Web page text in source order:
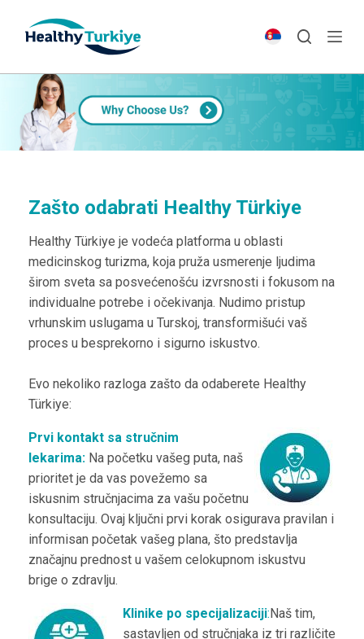
p
o
c
Zašto odabrati Healthy Türkiye
Healthy Türkiye je vodeća platforma u oblasti
medicinskog turizma, koja pruža usmerenje ljudima
širom sveta sa posvećenošću izvrsnosti i fokusom na
individualne potrebe i očekivanja. Nudimo pristup
vrhunskim uslugama u Turskoj, transformišući vaš
proces u besprekorno i sigurno iskustvo.
Evo nekoliko razloga zašto da odaberete Healthy
Türkiye:
Prvi kontakt sa stručnim
lekarima: Na početku vašeg puta, naš
prioritet je da vas povežemo sa
iskusnim stručnjacima za vašu početnu
konsultaciju. Ovaj ključni prvi korak osigurava pravilan i
informisan početak vašeg plana, što predstavlja
značajnu prednost u vašem celokupnom iskustvu
brige o zdravlju.
Klinike po specijalizaciji:Naš tim,
sastavljen od stručnjaka iz tri različite